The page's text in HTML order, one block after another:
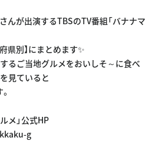
んが出演するTBSのTV番組「バナナマ
県別】にまとめます✨
るご当地グルメをおいしそ～に食べ
見ていると
メ」公式HP
g